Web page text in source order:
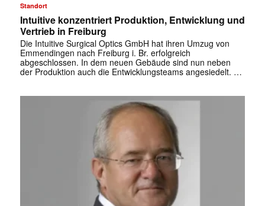
Standort
Intuitive konzentriert Produktion, Entwicklung und
Vertrieb in Freiburg
Die Intuitive Surgical Optics GmbH hat ihren Umzug von
Emmendingen nach Freiburg i. Br. erfolgreich
abgeschlossen. In dem neuen Gebäude sind nun neben
der Produktion auch die Entwicklungsteams angesiedelt. …